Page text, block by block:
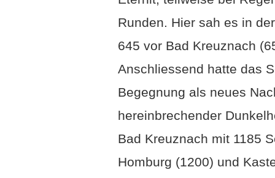
Runden. Hier sah es in
645 vor Bad Kreuznach
Anschliessend hatte das
Begegnung als neues
hereinbrechender
Bad Kreuznach mit 1185
Homburg (1200) und